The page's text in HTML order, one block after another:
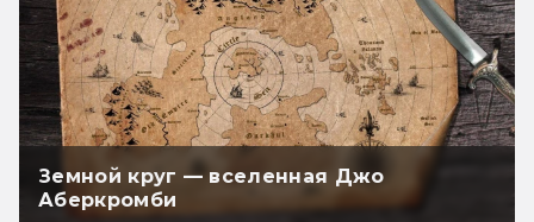
Земной круг — вселенная Джо
Аберкромби